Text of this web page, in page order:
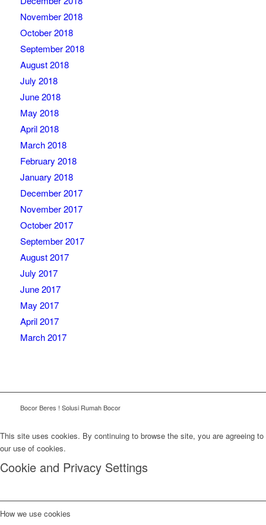
November 2018
October 2018
September 2018
August 2018
July 2018
June 2018
May 2018
April 2018
March 2018
February 2018
January 2018
December 2017
November 2017
October 2017
September 2017
August 2017
July 2017
June 2017
May 2017
April 2017
March 2017
Bocor Beres ! Solusi Rumah Bocor
This site uses cookies. By continuing to browse the site, you are agreeing to
our use of cookies.
Cookie and Privacy Settings
How we use cookies